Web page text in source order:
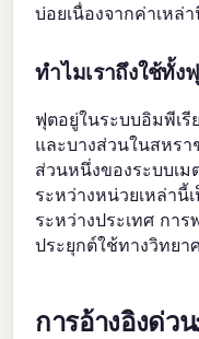
บ่อยเนื่องจากค่าเหล่
ทำไมเราถึงใช้ทั้ง
ฟุตอยู่ในระบบอิมพีเรี
และบางส่วนในสหร
ส่วนหนึ่งของระบบเ
ระหว่างหน่วยเหล่านี้
ระหว่างประเทศ กา
ประยุกต์ใช้ทางวิทยา
การอ้างอิงด่ว